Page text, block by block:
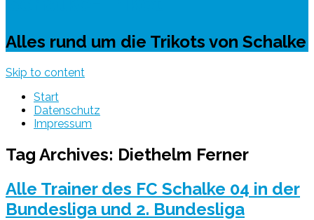
Alles rund um die Trikots von Schalke
Skip to content
Start
Datenschutz
Impressum
Tag Archives: Diethelm Ferner
Alle Trainer des FC Schalke 04 in der
Bundesliga und 2. Bundesliga